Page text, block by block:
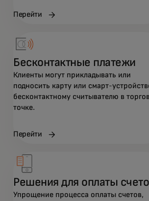
Перейти
Бесконтактные платежи
Клиенты могут прикладывать или
подносить карту или смарт-
бесконтактному считывателю в
точке.
Перейти
Решения для оплаты
Упрощение процесса оплаты счетов,